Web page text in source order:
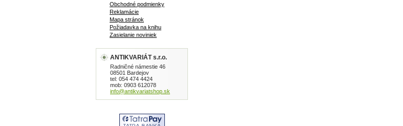
Obchodné podmienky
Reklamácie
Mapa stránok
Požiadavka na knihu
Zasielanie noviniek
ANTIKVARIÁT s.r.o.
Radničné námestie 46
08501 Bardejov
tel: 054 474 4424
mob: 0903 612078
info@antikvariatshop.sk